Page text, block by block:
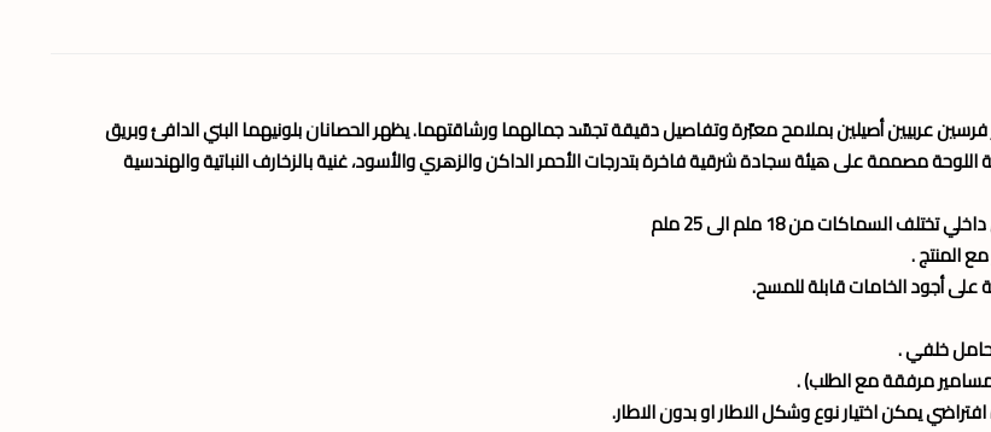
عربيين أصيلين بملامح معبّرة وتفاصيل دقيقة تجسّد جمالهما ورشاقتهما. يظهر الحصانان بلونيهما البني الدافئ وبريق
اللوحة مصممة على هيئة سجادة شرقية فاخرة بتدرجات الأحمر الداكن والزهري والأسود، غنية بالزخارف النباتية والهندسية
السماكات من 18 ملم الى 25 ملم
المنتج .
أجود الخامات قابلة للمسح.
خلفي .
مرفقة مع الطلب) .
يمكن اختيار نوع وشكل الاطار او بدون الاطار.